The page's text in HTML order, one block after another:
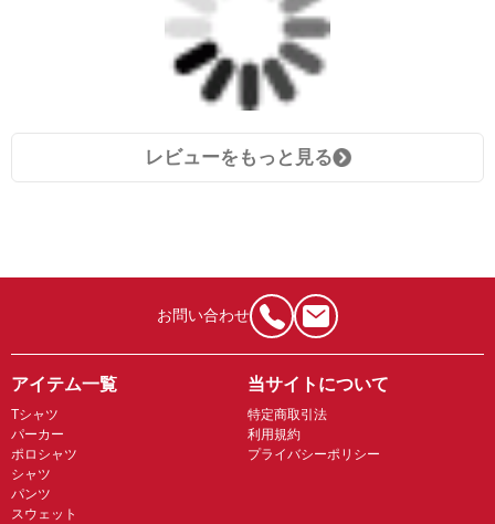
レビューをもっと見る
お問い合わせ
アイテム一覧
Tシャツ
パーカー
ポロシャツ
シャツ
パンツ
スウェット
当サイトについて
特定商取引法
利用規約
プライバシーポリシー